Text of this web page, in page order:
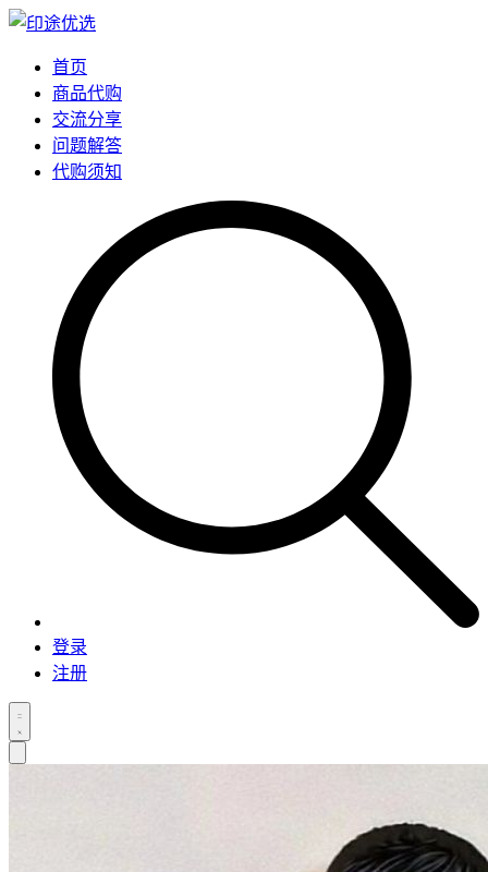
首页
商品代购
交流分享
问题解答
代购须知
登录
注册